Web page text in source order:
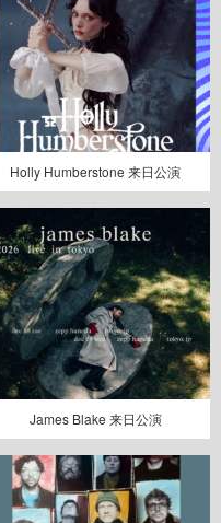
Holly Humberstone 来日公演
James Blake 来日公演